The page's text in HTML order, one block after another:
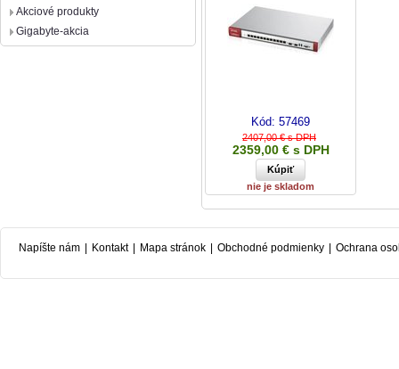
Akciové produkty
Gigabyte-akcia
Kód: 57469
2407,00 € s DPH
2359,00 € s DPH
nie je skladom
Napíšte nám Kontakt Mapa stránok Obchodné podmienky Ochrana